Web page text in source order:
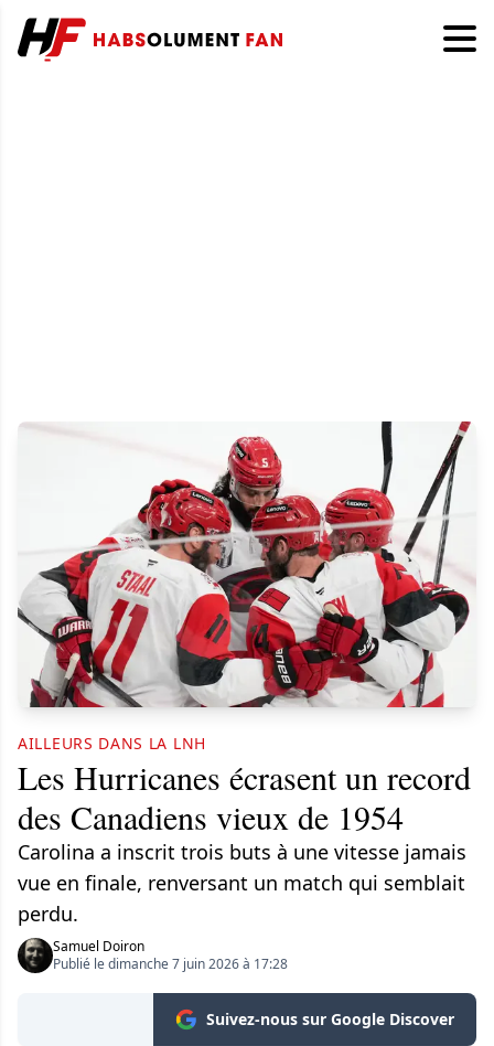
AILLEURS DANS LA LNH
Les Hurricanes écrasent un record
des Canadiens vieux de 1954
Carolina a inscrit trois buts à une vitesse jamais
vue en finale, renversant un match qui semblait
perdu.
Samuel Doiron
Publié le dimanche 7 juin 2026 à 17:28
Suivez-nous sur Google Discover